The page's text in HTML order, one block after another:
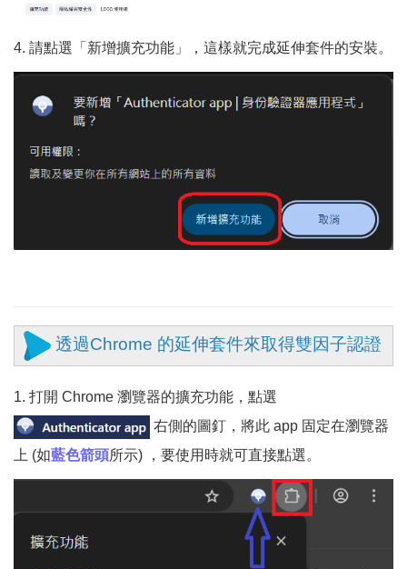
4. 請點選「新增擴充功能」，這樣就完成延伸套件的安裝。
透過Chrome 的延伸套件來取得雙因子認證
1. 打開 Chrome 瀏覽器的擴充功能，點選
右側的圖釘，將此 app 固定在瀏覽器
上 (如藍色箭頭所示) ，要使用時就可直接點選。